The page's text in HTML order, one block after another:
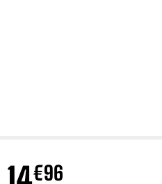
€96
cookies algunos
pueden utilizarlas